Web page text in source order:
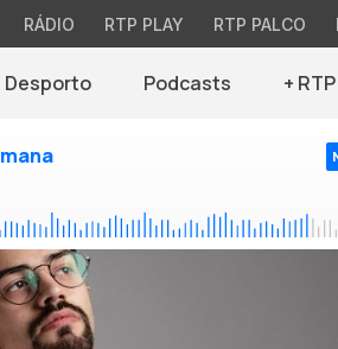
RÁDIO RTP PLAY RTP PALCO
Desporto Podcasts +